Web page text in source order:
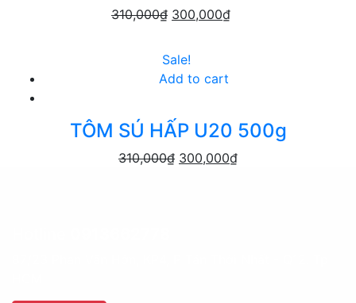
310,000₫ 300,000₫
Sale!
Add to cart
TÔM SÚ HẤP U20 500g
310,000₫ 300,000₫